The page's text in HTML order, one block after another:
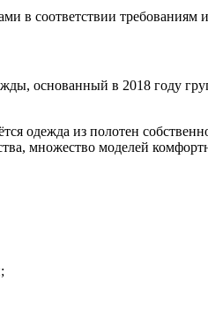
в соответствии требованиям и
основанный в 2018 году
одежда из полотен
множество моделей